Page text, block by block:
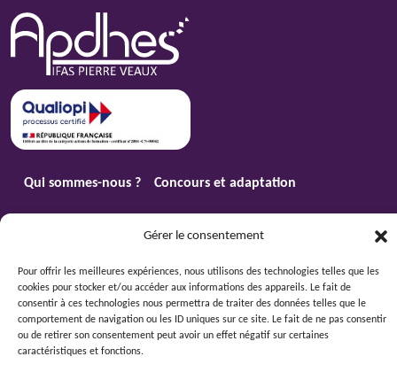
Gérer le consentement
Pour offrir les meilleures expériences, nous utilisons des technologies telles que les
cookies pour stocker et/ou accéder aux informations des appareils. Le fait de
consentir à ces technologies nous permettra de traiter des données telles que le
comportement de navigation ou les ID uniques sur ce site. Le fait de ne pas consentir
ou de retirer son consentement peut avoir un effet négatif sur certaines
caractéristiques et fonctions.
Qui sommes-nous ? Concours et adaptation
Mentions légales-Politique de confidentialité-Accessibilité-Plan de site- CréationCompos'it